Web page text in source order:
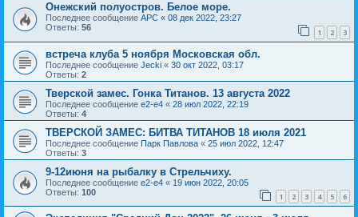
Онежский полуостров. Белое море.
Последнее сообщение АРС « 08 дек 2022, 23:27
Ответы: 56 1 2 3
встреча клуба 5 ноября Московская обл.
Последнее сообщение Jecki « 30 окт 2022, 03:17
Ответы: 2
Тверской замес. Гонка Титанов. 13 августа 2022
Последнее сообщение e2-e4 « 28 июл 2022, 22:19
Ответы: 4
ТВЕРСКОЙ ЗАМЕС: БИТВА ТИТАНОВ 18 июля 2021
Последнее сообщение Парк Павлова « 25 июл 2022, 12:47
Ответы: 3
9-12июня на рыбалку в Стрельчиху.
Последнее сообщение e2-e4 « 19 июн 2022, 20:05
Ответы: 100 1 2 3 4 5 6